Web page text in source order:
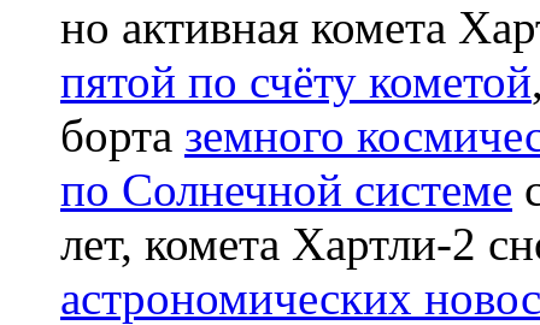
но активная комета
пятой по счёту кометой
борта земного
по Солнечной системе
лет, комета Хартли-2
астрономических